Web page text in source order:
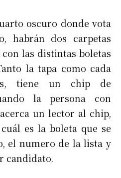
oscuro donde vota
habrán dos carpetas
las distintas boletas
la tapa como cada
tiene un chip de
la persona con
un lector al chip,
es la boleta que se
el numero de la lista y
candidato.